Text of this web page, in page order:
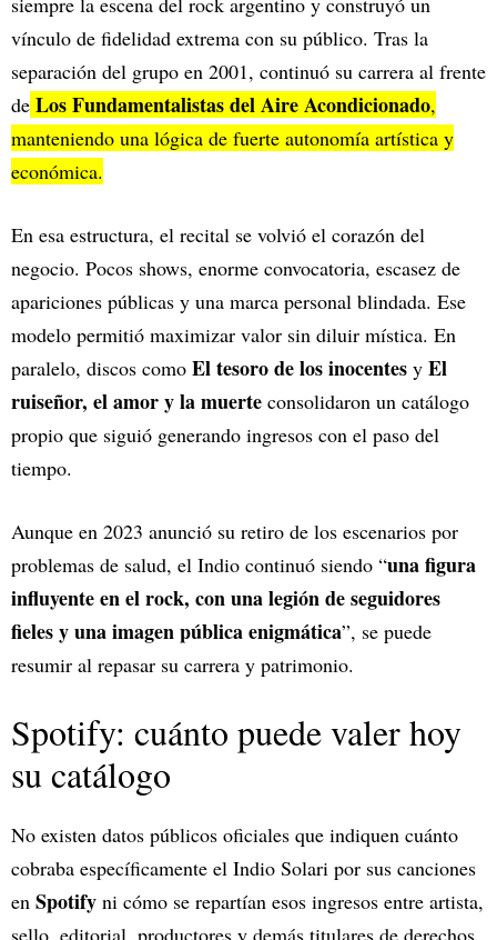
vínculo de fidelidad extrema con su público. Tras la
separación del grupo en 2001, continuó su carrera al frente
de Los Fundamentalistas del Aire Acondicionado,
manteniendo una lógica de fuerte autonomía artística y
económica.
En esa estructura, el recital se volvió el corazón del
negocio. Pocos shows, enorme convocatoria, escasez de
apariciones públicas y una marca personal blindada. Ese
modelo permitió maximizar valor sin diluir mística. En
paralelo, discos como El tesoro de los inocentes y El
ruiseñor, el amor y la muerte consolidaron un catálogo
propio que siguió generando ingresos con el paso del
tiempo.
Aunque en 2023 anunció su retiro de los escenarios por
problemas de salud, el Indio continuó siendo “una figura
influyente en el rock, con una legión de seguidores
fieles y una imagen pública enigmática”, se puede
resumir al repasar su carrera y patrimonio.
Spotify: cuánto puede valer hoy
su catálogo
No existen datos públicos oficiales que indiquen cuánto
cobraba específicamente el Indio Solari por sus canciones
en Spotify ni cómo se repartían esos ingresos entre artista,
sello, editorial, productores y demás titulares de derechos.